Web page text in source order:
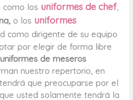
como los uniformes de chef,
o los uniformes
como dirigente de su equipo
por elegir de forma libre
uniformes de meseros
nuestro repertorio, en
que preocuparse por el
usted solamente tendrá la